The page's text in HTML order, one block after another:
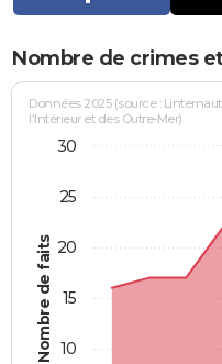
Bricolage
Lifestyle
Culture
Sport
Auto
Television
Voyage
Cinema
Nombre de crimes
Nombre de faits
Données 2025 (source :
l'Intérieur et des Outre-Mer)
10
15
20
25
30